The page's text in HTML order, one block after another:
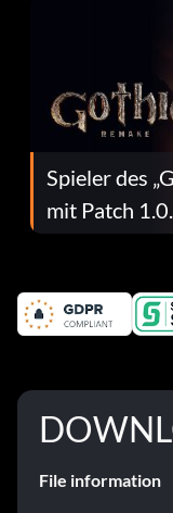
Spieler des
mit Patch
File information